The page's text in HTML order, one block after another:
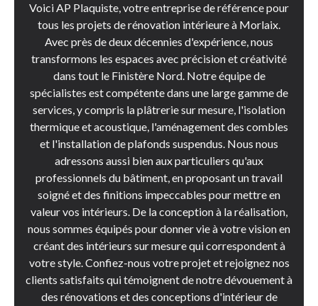
Voici AP Plaquiste, votre entreprise de référence pour
tous les projets de rénovation intérieure à Morlaix.
Avec près de deux décennies d'expérience, nous
transformons les espaces avec précision et créativité
dans tout le Finistère Nord. Notre équipe de
spécialistes est compétente dans une large gamme de
services, y compris la plâtrerie sur mesure, l'isolation
thermique et acoustique, l'aménagement des combles
et l'installation de plafonds suspendus. Nous nous
adressons aussi bien aux particuliers qu'aux
professionnels du bâtiment, en proposant un travail
soigné et des finitions impeccables pour mettre en
valeur vos intérieurs. De la conception à la réalisation,
nous sommes équipés pour donner vie à votre vision en
créant des intérieurs sur mesure qui correspondent à
votre style. Confiez-nous votre projet et rejoignez nos
clients satisfaits qui témoignent de notre dévouement à
des rénovations et des conceptions d'intérieur de